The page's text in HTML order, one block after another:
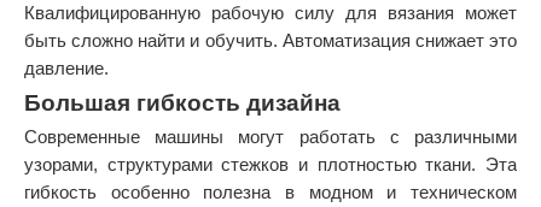
Квалифицированную рабочую силу для вязания может
быть сложно найти и обучить. Автоматизация снижает это
давление.
Большая гибкость дизайна
Современные машины могут работать с различными
узорами, структурами стежков и плотностью ткани. Эта
гибкость особенно полезна в модном и техническом